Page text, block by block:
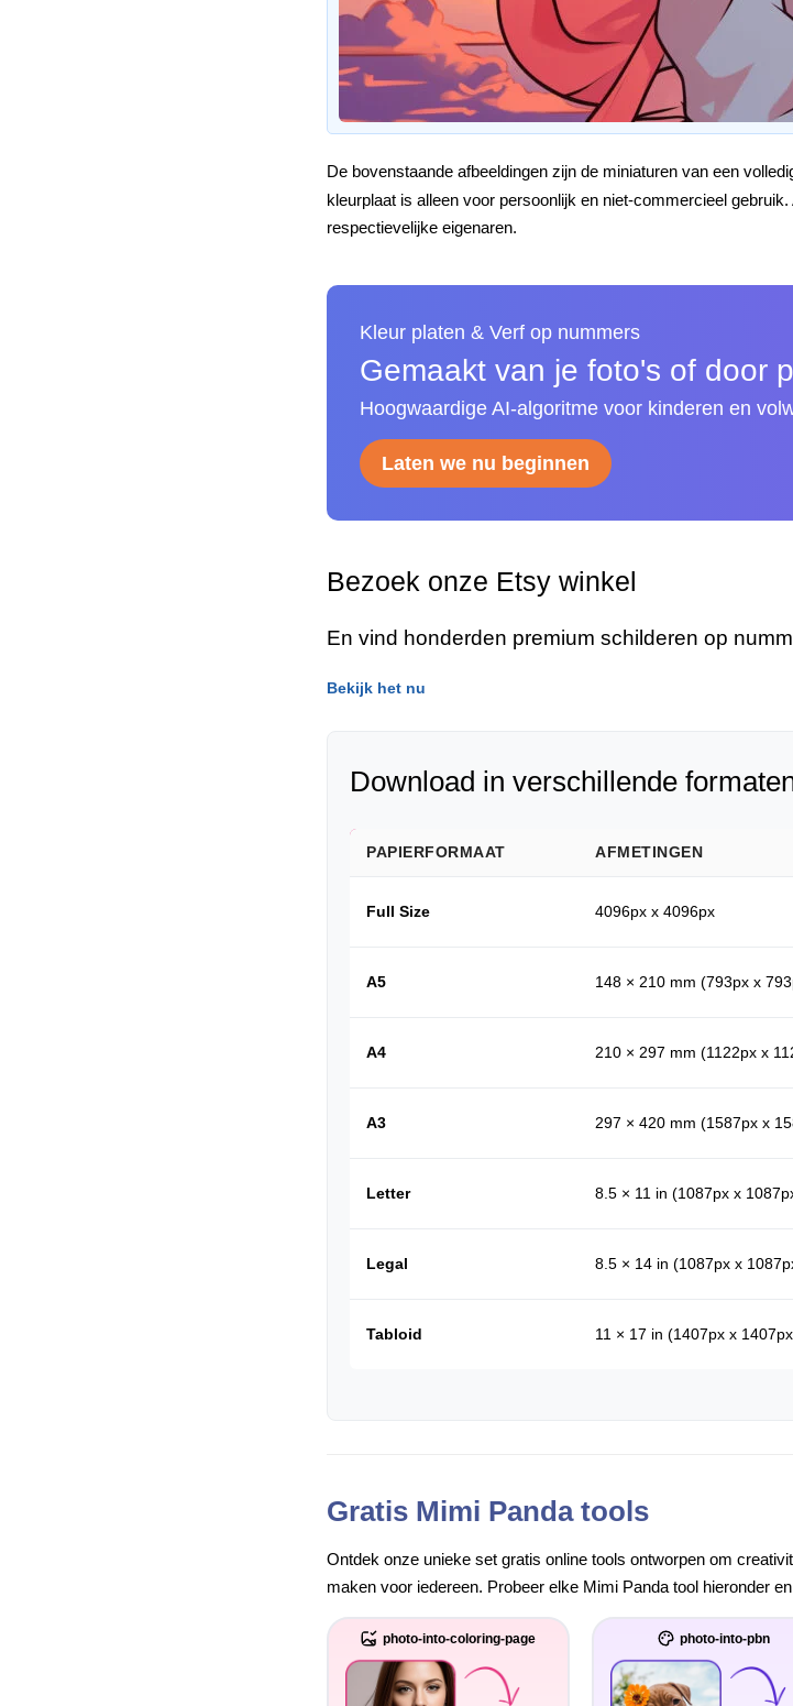
De bovenstaande afbeeldingen zijn de miniaturen van een
kleurplaat is alleen voor persoonlijk en niet-commercieel
respectievelijke eigenaren.
Kleur platen & Verf op nummers
Gemaakt van je foto's of door
Hoogwaardige AI-algoritme voor kinderen en
Laten we nu beginnen
Bezoek onze Etsy winkel
En vind honderden premium schilderen op
Bekijk het nu
Download in verschillende
PAPIERFORMAAT AFMETINGEN
Full Size 4096px x 4096px
A5 148 × 210 mm (793px x
A4 210 × 297 mm (1122px x
A3 297 × 420 mm (1587px x
Letter 8.5 × 11 in (1087px x
Legal 8.5 × 14 in (1087px x
Tabloid 11 × 17 in (1407px x
Gratis Mimi Panda tools
Ontdek onze unieke set gratis online tools ontworpen om
maken voor iedereen. Probeer elke Mimi Panda tool hieronder
photo-into-coloring-page photo-into-pbn